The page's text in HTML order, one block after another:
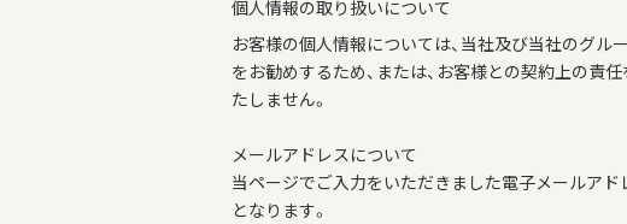
個人情報の取り扱いについて
お客様の個人情報については、当社及び当社のグル
をお勧めするため、または、お客様との契約上の責
たしません。
メールアドレスについて
当ページでご入力をいただきました電子メールア
となります。